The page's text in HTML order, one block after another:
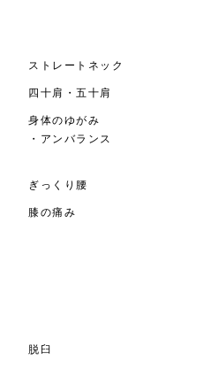
ストレートネック
四十肩・五十肩
身体のゆがみ
・アンバランス
ぎっくり腰
膝の痛み
脱臼